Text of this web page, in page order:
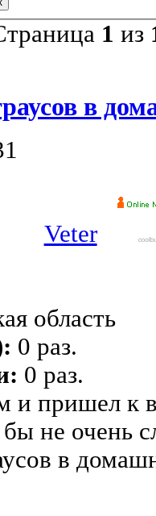
1 из
в
Veter
область
0 раз.
0 раз.
и пришел к
не очень
в